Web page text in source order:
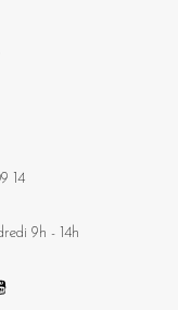
14
9h - 14h